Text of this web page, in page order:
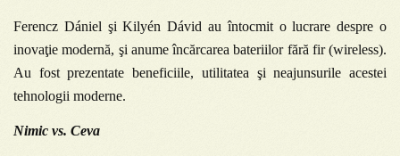
Ferencz Dániel şi Kilyén Dávid au întocmit o lucrare despre o
inovaţie modernă, şi anume încărcarea bateriilor fără fir (wireless).
Au fost prezentate beneficiile, utilitatea şi neajunsurile acestei
tehnologii moderne.
Nimic vs. Ceva